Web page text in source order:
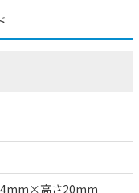
高さ20mm